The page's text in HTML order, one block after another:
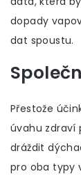
dopady
dat spoustu.
Přestože
úvahu zdraví
dráždit
pro oba typy